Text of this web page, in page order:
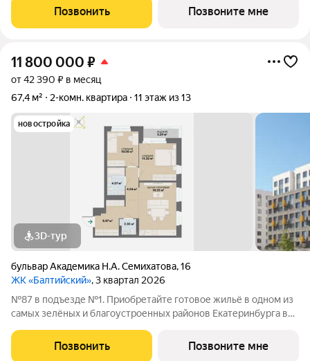
планировки: помимо стандартных, есть варианты с террасами,
антресолями,
Позвонить Позвоните мне
11 800 000 ₽
от 42 390 ₽ в месяц
67,4 м²
2-комн. квартира 11 этаж из 13
новостройка
3D-тур
бульвар Академика Н.А. Семихатова,16
ЖК «Балтийский», 3 квартал 2026
№87 в подъезде №1. Приобретайте готовое жильё в одном из
самых зелёных и благоустроенных районов Екатеринбурга в
планировки: помимо стандартных, есть варианты с террасами,
антресолями,
Позвонить Позвоните мне